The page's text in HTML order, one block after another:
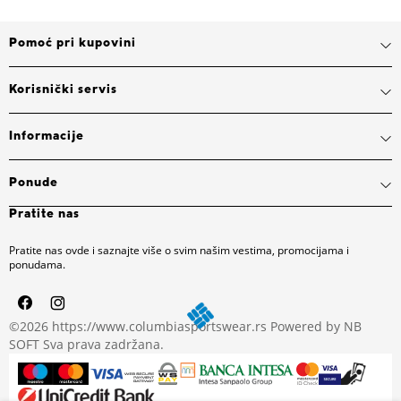
Pomoć pri kupovini
Korisnički servis
Informacije
Ponude
Pratite nas
Pratite nas ovde i saznajte više o svim našim vestima, promocijama i
ponudama.
©2026 https://www.columbiasportswear.rs Powered by NB
SOFT Sva prava zadržana.